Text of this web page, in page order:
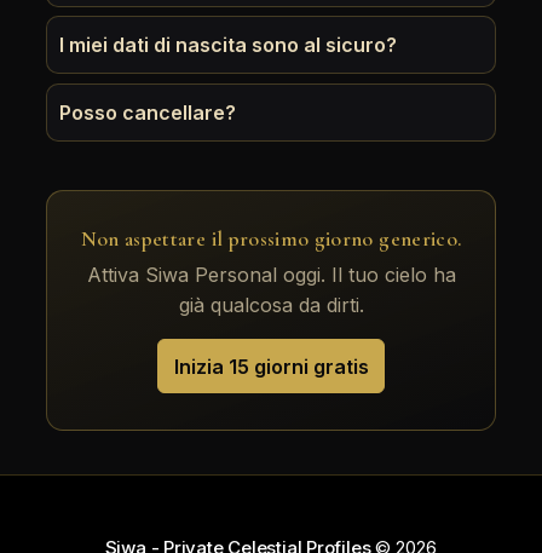
I miei dati di nascita sono al sicuro?
Posso cancellare?
Non aspettare il prossimo giorno generico.
Attiva Siwa Personal oggi. Il tuo cielo ha
già qualcosa da dirti.
Inizia 15 giorni gratis
Siwa - Private Celestial Profiles© 2026